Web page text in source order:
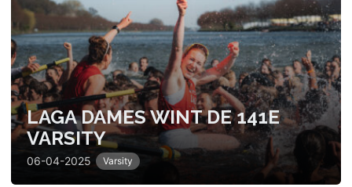
LAGA DAMES WINT DE 141E
VARSITY
06-04-2025 Varsity